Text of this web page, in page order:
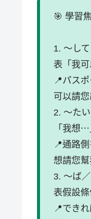
🎯 學習
1. ～し
表「我
📍パス
可以請
2. 〜た
「我想
📍通路
想請您
3. 〜ば
表假設
📍でき